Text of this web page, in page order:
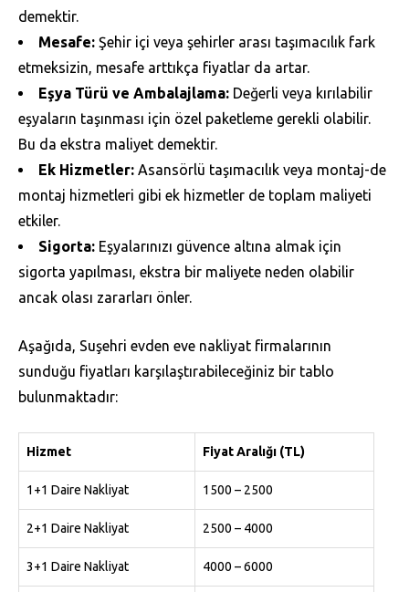
demektir.
Mesafe: Şehir içi veya şehirler arası taşımacılık fark
etmeksizin, mesafe arttıkça fiyatlar da artar.
Eşya Türü ve Ambalajlama: Değerli veya kırılabilir
eşyaların taşınması için özel paketleme gerekli olabilir.
Bu da ekstra maliyet demektir.
Ek Hizmetler: Asansörlü taşımacılık veya montaj-de
montaj hizmetleri gibi ek hizmetler de toplam maliyeti
etkiler.
Sigorta: Eşyalarınızı güvence altına almak için
sigorta yapılması, ekstra bir maliyete neden olabilir
ancak olası zararları önler.
Aşağıda, Suşehri evden eve nakliyat firmalarının
sunduğu fiyatları karşılaştırabileceğiniz bir tablo
bulunmaktadır:
Hizmet Fiyat Aralığı (TL)
1+1 Daire Nakliyat 1500 – 2500
2+1 Daire Nakliyat 2500 – 4000
3+1 Daire Nakliyat 4000 – 6000